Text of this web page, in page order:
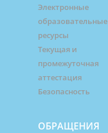
Электронные
образовательные
ресурсы
Текущая и
промежуточная
аттестация
Безопасность
ОБРАЩЕНИЯ